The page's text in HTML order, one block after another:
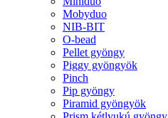
Mobyduo
NIB-BIT
O-bead
Pellet gyöngy
Piggy gyöngyök
Pinch
Pip gyöngy
Piramid gyöngyök